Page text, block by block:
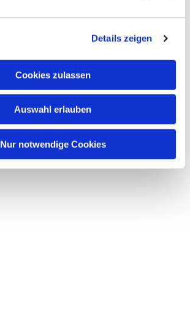
Details zeigen
Cookies zulassen
Auswahl erlauben
Nur notwendige Cookies